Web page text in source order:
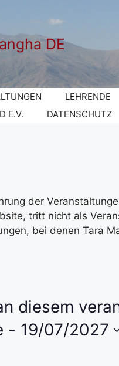
DE
LEHRENDE
E.V. DATENSCHUTZ
der
tritt nicht als
bei denen Tara
diesem
- 19/07/2027